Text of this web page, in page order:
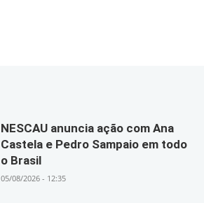
NESCAU anuncia ação com Ana
Castela e Pedro Sampaio em todo
o Brasil
05/08/2026 - 12:35